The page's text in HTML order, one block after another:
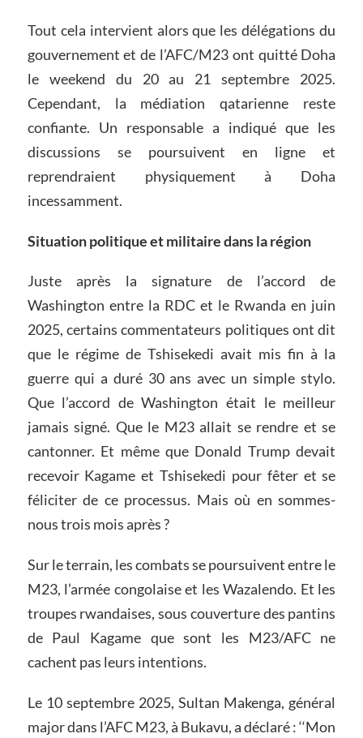
Tout cela intervient alors que les délégations du
gouvernement et de l’AFC/M23 ont quitté Doha
le weekend du 20 au 21 septembre 2025.
Cependant, la médiation qatarienne reste
confiante. Un responsable a indiqué que les
discussions se poursuivent en ligne et
reprendraient physiquement à Doha
incessamment.
Situation politique et militaire dans la région
Juste après la signature de l’accord de
Washington entre la RDC et le Rwanda en juin
2025, certains commentateurs politiques ont dit
que le régime de Tshisekedi avait mis fin à la
guerre qui a duré 30 ans avec un simple stylo.
Que l’accord de Washington était le meilleur
jamais signé. Que le M23 allait se rendre et se
cantonner. Et même que Donald Trump devait
recevoir Kagame et Tshisekedi pour fêter et se
féliciter de ce processus. Mais où en sommes-
nous trois mois après ?
Sur le terrain, les combats se poursuivent entre le
M23, l’armée congolaise et les Wazalendo. Et les
troupes rwandaises, sous couverture des pantins
de Paul Kagame que sont les M23/AFC ne
cachent pas leurs intentions.
Le 10 septembre 2025, Sultan Makenga, général
major dans l’AFC M23, à Bukavu, a déclaré : ‘‘Mon